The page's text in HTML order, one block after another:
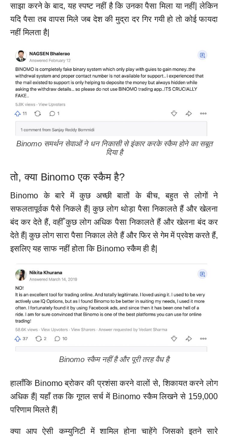
साझा करने के बाद, यह स्पष्ट नहीं है कि उनका पैसा मिला या नहीं| लेकिन
यदि पैसा तब वापस मिले जब देश की मुद्रा दर गिर गयी हो तो कोई फायदा
नहीं मिलता है|
Binomo समर्थन सेवाओं ने धन निकासी से इंकार करके स्कैम होने का सबूत
दिया है
तो, क्या Binomo एक स्कैम है?
Binomo के बारे में कुछ अच्छी बातों के बीच, बहुत से लोगों ने
सफलतापूर्वक पैसे निकले हैं| कुछ लोग थोड़ा पैसा निकालते हैं और खेलना
बंद कर देते हैं, वहीँ कुछ लोग अधिक पैसा निकालते हैं और खेलना बंद कर
देते हैं| कुछ लोग सारा पैसा निकाल लेते हैं और फिर से गेम में प्रवेश करते हैं,
इसलिए यह साफ नहीं होता कि Binomo स्कैम ही है|
Binomo स्कैम नहीं है और पूरी तरह वैध है
हालाँकि Binomo ब्रोकर की प्रशंसा करने वालों से, शिकायत करने लोग
अधिक हैं| यहाँ तक कि गूगल सर्च में Binomo स्कैम लिखने से 159,000
परिणाम मिलते हैं|
क्या आप ऐसी कम्युनिटी में शामिल होना चाहेंगे जिसको इतने सारे